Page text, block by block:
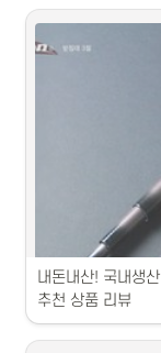
1. 두레박 제품 중
입니다.2. 두레박 씨
좋습니다.3. 두레박
줍니다.4. 두레박 조
다.5. 두레박 진깺은
다.
내돈내산! 국내생
추천 상품 리뷰